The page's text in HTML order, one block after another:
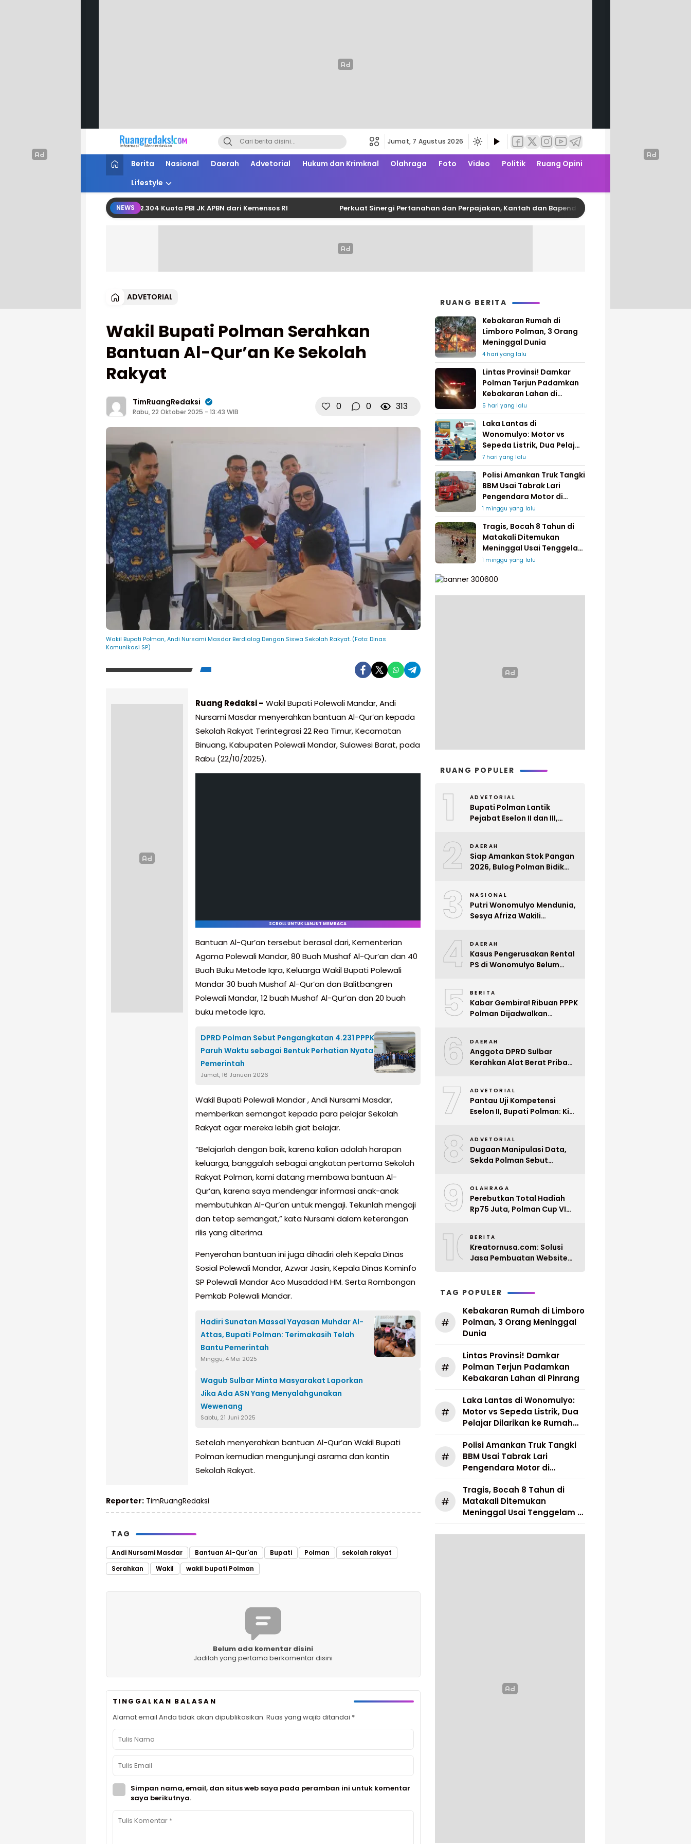
Ruang Redaksi
Informasi Mencerdaskan
Jumat, 7 Agustus 2026
Berita Nasional Daerah Advetorial Hukum dan Krimknal Olahraga Foto Video Politik
Ruang Opini
Lifestyle
NEWS
Perjuangkan Tambahan 2.304 Kuota PBI JK APBN dari Kemensos RI Perkuat Sinergi Pertanahan dan Perpajakan, Kantah dan Bapenda Pinrang Garap PKS Zona Nilai Tanah
ADVETORIAL
Wakil Bupati Polman Serahkan
Bantuan Al-Qur’an Ke Sekolah
Rakyat
TimRuangRedaksi
Rabu, 22 Oktober 2025 - 13:43 WIB 0 0 313
Wakil Bupati Polman, Andi Nursami Masdar Berdialog Dengan Siswa Sekolah Rakyat. (Foto: Dinas
Komunikasi SP)
Ruang Redaksi – Wakil Bupati Polewali Mandar, Andi
Nursami Masdar menyerahkan bantuan Al-Qur’an kepada
Sekolah Rakyat Terintegrasi 22 Rea Timur, Kecamatan
Binuang, Kabupaten Polewali Mandar, Sulawesi Barat, pada
Rabu (22/10/2025).
SCROLL UNTUK LANJUT MEMBACA
Bantuan Al-Qur’an tersebut berasal dari, Kementerian
Agama Polewali Mandar, 80 Buah Mushaf Al-Qur’an dan 40
Buah Buku Metode Iqra, Keluarga Wakil Bupati Polewali
Mandar 30 buah Mushaf Al-Qur’an dan Balitbangren
Polewali Mandar, 12 buah Mushaf Al-Qur’an dan 20 buah
buku metode Iqra.
DPRD Polman Sebut Pengangkatan 4.231 PPPK
Paruh Waktu sebagai Bentuk Perhatian Nyata
Pemerintah
Jumat, 16 Januari 2026
Wakil Bupati Polewali Mandar , Andi Nursami Masdar,
memberikan semangat kepada para pelajar Sekolah
Rakyat agar mereka lebih giat belajar.
“Belajarlah dengan baik, karena kalian adalah harapan
keluarga, banggalah sebagai angkatan pertama Sekolah
Rakyat Polman, kami datang membawa bantuan Al-
Qur’an, karena saya mendengar informasi anak-anak
membutuhkan Al-Qur’an untuk mengaji. Tekunlah mengaji
dan tetap semangat,” kata Nursami dalam keterangan
rilis yang diterima.
Penyerahan bantuan ini juga dihadiri oleh Kepala Dinas
Sosial Polewali Mandar, Azwar Jasin, Kepala Dinas Kominfo
SP Polewali Mandar Aco Musaddad HM. Serta Rombongan
Pemkab Polewali Mandar.
Hadiri Sunatan Massal Yayasan Muhdar Al-
Attas, Bupati Polman: Terimakasih Telah
Bantu Pemerintah
Minggu, 4 Mei 2025
Wagub Sulbar Minta Masyarakat Laporkan
Jika Ada ASN Yang Menyalahgunakan
Wewenang
Sabtu, 21 Juni 2025
Setelah menyerahkan bantuan Al-Qur’an Wakil Bupati
Polman kemudian mengunjungi asrama dan kantin
Sekolah Rakyat.
Reporter: TimRuangRedaksi
TAG
Andi Nursami Masdar Bantuan Al-Qur'an Bupati Polman
sekolah rakyat
Serahkan
Wakil wakil bupati Polman
Belum ada komentar disini
Jadilah yang pertama berkomentar disini
TINGGALKAN BALASAN
Alamat email Anda tidak akan dipublikasikan. Ruas yang wajib ditandai *
Simpan nama, email, dan situs web saya pada peramban ini untuk komentar
saya berikutnya.
RUANG BERITA
Kebakaran Rumah di
Limboro Polman, 3 Orang
Meninggal Dunia
4 hari yang lalu
Lintas Provinsi! Damkar
Polman Terjun Padamkan
Kebakaran Lahan di
Pinrang
5 hari yang lalu
Laka Lantas di
Wonomulyo: Motor vs
Sepeda Listrik, Dua Pelajar
Dilarikan ke Rumah Sakit
7 hari yang lalu
Polisi Amankan Truk Tangki
BBM Usai Tabrak Lari
Pengendara Motor di
Matakali
1 minggu yang lalu
Tragis, Bocah 8 Tahun di
Matakali Ditemukan
Meninggal Usai Tenggelam
di Sungai
1 minggu yang lalu
RUANG POPULER
1 ADVETORIAL
Bupati Polman Lantik
Pejabat Eselon II dan III,
2 DAERAH
Siap Amankan Stok Pangan
2026, Bulog Polman Bidik
3 NASIONAL
Putri Wonomulyo Mendunia,
Sesya Afriza Wakili
4 DAERAH
Kasus Pengerusakan Rental
PS di Wonomulyo Belum
Pelaku
5 BERITA
Kabar Gembira! Ribuan PPPK
Polman Dijadwalkan
6 DAERAH
Anggota DPRD Sulbar
Kerahkan Alat Berat Pribadi
7 ADVETORIAL
Pantau Uji Kompetensi
Eselon II, Bupati Polman: Kita
8 ADVETORIAL
Dugaan Manipulasi Data,
Sekda Polman Sebut
Ditunda
9 OLAHRAGA
Perebutkan Total Hadiah
Rp75 Juta, Polman Cup VI
10BERITA
Kreatornusa.com: Solusi
Jasa Pembuatan Website
TAG POPULER
#
Kebakaran Rumah di Limboro
Polman, 3 Orang Meninggal
Dunia
#
Lintas Provinsi! Damkar
Polman Terjun Padamkan
Kebakaran Lahan di Pinrang
#
Laka Lantas di Wonomulyo:
Motor vs Sepeda Listrik, Dua
Pelajar Dilarikan ke Rumah
#
Polisi Amankan Truk Tangki
BBM Usai Tabrak Lari
Pengendara Motor di
#
Tragis, Bocah 8 Tahun di
Matakali Ditemukan
Meninggal Usai Tenggelam di